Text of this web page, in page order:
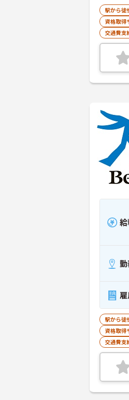
駅から徒
資格取得
交通費支
駅から徒
資格取得
交通費支